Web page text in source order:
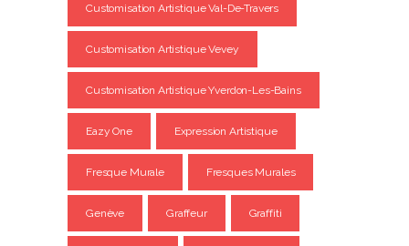
Customisation Artistique Val-De-Travers
Customisation Artistique Vevey
Customisation Artistique Yverdon-Les-Bains
Eazy One Expression Artistique
Fresque Murale Fresques Murales
Genève Graffeur Graffiti